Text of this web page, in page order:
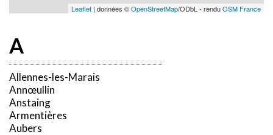
Leaflet | données ©OpenStreetMap/ODbL - renduOSM France
A
Allennes-les-Marais
Annœullin
Anstaing
Armentières
Aubers